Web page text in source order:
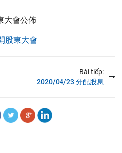
大會公佈
股東大會
Bài tiếp:
2020/04/23 分配股息